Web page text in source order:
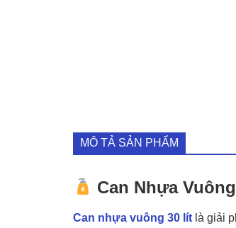
MÔ TẢ SẢN PHẨM
Can Nhựa
Can nhựa vuông 30 lít là giải